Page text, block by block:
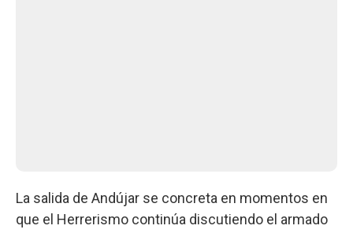
La salida de Andújar se concreta en momentos en
que el Herrerismo continúa discutiendo el armado